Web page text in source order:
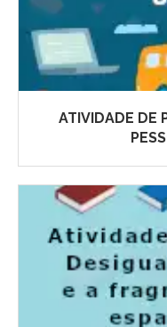
ATIVIDADE DE